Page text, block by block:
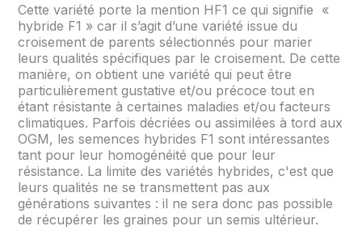
Cette variété porte la mention HF1 ce qui signifie «
hybride F1 » car il s’agit d’une variété issue du
croisement de parents sélectionnés pour marier
leurs qualités spécifiques par le croisement. De cette
manière, on obtient une variété qui peut être
particulièrement gustative et/ou précoce tout en
étant résistante à certaines maladies et/ou facteurs
climatiques. Parfois décriées ou assimilées à tord aux
OGM, les semences hybrides F1 sont intéressantes
tant pour leur homogénéité que pour leur
résistance. La limite des variétés hybrides, c'est que
leurs qualités ne se transmettent pas aux
générations suivantes : il ne sera donc pas possible
de récupérer les graines pour un semis ultérieur.